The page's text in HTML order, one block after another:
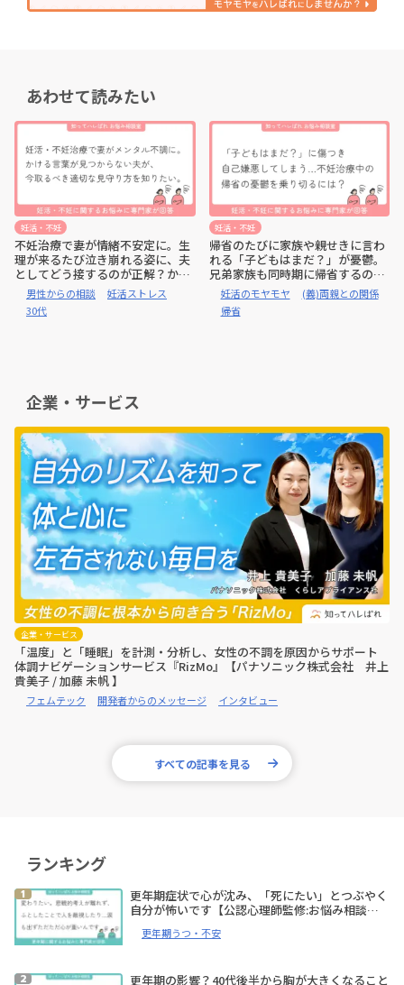
あわせて読みたい
妊活・不妊
不妊治療で妻が情緒不安定に。生
理が来るたび泣き崩れる姿に、夫
としてどう接するのが正解？かけ
るべき言葉がわかりません【公認
心理師監修:お悩み相談室】
男性からの相談
妊活ストレス
30代
妊活・不妊
帰省のたびに家族や親せきに言わ
れる「子どもはまだ？」が憂鬱。
兄弟家族も同時期に帰省するの
で、甥や姪に会うのも正直苦痛。
どう対応したらよい？【公認心理
師監修:お悩み相談室】
妊活のモヤモヤ
(義)両親との関係
帰省
企業・サービス
企業・サービス
「温度」と「睡眠」を計測・分析し、女性の不調を原因からサポート
体調ナビゲーションサービス『RizMo』【パナソニック株式会社 井上
貴美子 / 加藤 未帆 】
フェムテック 開発者からのメッセージ インタビュー
すべての記事を見る
ランキング
更年期症状で心が沈み、「死にたい」とつぶやく
自分が怖いです【公認心理師監修:お悩み相談
更年期うつ・不安
更年期の影響？40代後半から胸が大きくなること